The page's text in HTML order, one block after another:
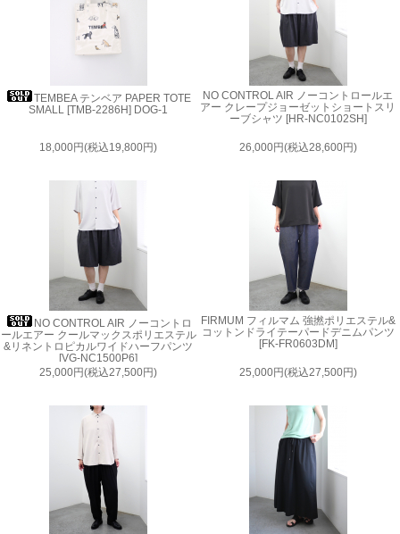
TEMBEA テンベア PAPER TOTE
SMALL [TMB-2286H] DOG-1
18,000円(税込19,800円)
NO CONTROL AIR ノーコントロールエ
アー クレープジョーゼットショートスリ
ーブシャツ [HR-NC0102SH]
26,000円(税込28,600円)
NO CONTROL AIR ノーコントロ
ールエアー クールマックスポリエステル
&リネントロピカルワイドハーフパンツ
[VG-NC1500P6]
25,000円(税込27,500円)
FIRMUM フィルマム 強撚ポリエステル&
コットンドライテーパードデニムパンツ
[FK-FR0603DM]
25,000円(税込27,500円)